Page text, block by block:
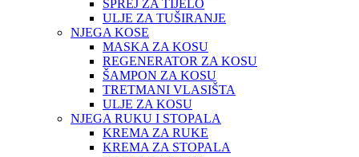
SPREJ ZA TIJELO
ULJE ZA TUŠIRANJE
NJEGA KOSE
MASKA ZA KOSU
REGENERATOR ZA KOSU
ŠAMPON ZA KOSU
TRETMANI VLASIŠTA
ULJE ZA KOSU
NJEGA RUKU I STOPALA
KREMA ZA RUKE
KREMA ZA STOPALA